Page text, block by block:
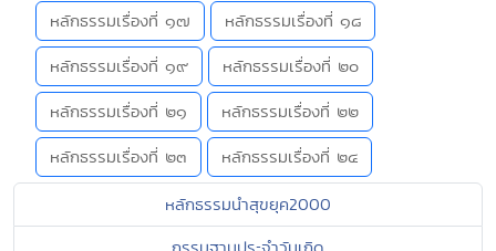
หลักธรรมเรื่องที่ ๑๗
หลักธรรมเรื่องที่ ๑๘
หลักธรรมเรื่องที่ ๑๙
หลักธรรมเรื่องที่ ๒๐
หลักธรรมเรื่องที่ ๒๑
หลักธรรมเรื่องที่ ๒๒
หลักธรรมเรื่องที่ ๒๓
หลักธรรมเรื่องที่ ๒๔
หลักธรรมนำสุขยุค2000